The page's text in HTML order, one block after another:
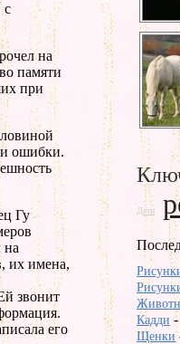
с
на
памяти
при
ошибки.
Гу
на
их имена,
звонит
его
Дети
Кадди
Щенки